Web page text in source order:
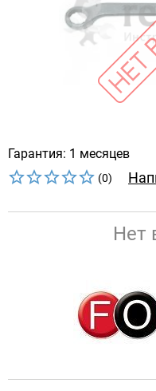
Гарантия: 1 месяцев
(0)
Нет